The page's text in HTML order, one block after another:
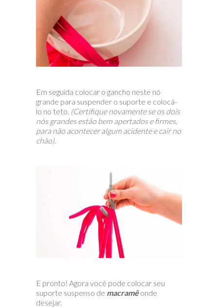
Em seguida colocar o gancho neste nó
grande para suspender o suporte e colocá-
lo no teto. (Certifique novamente se os dois
nós grandes estão bem apertados e firmes,
para não acontecer algum acidente e cair no
chão).
E pronto! Agora você pode colocar seu
suporte suspenso de macramêonde
desejar.